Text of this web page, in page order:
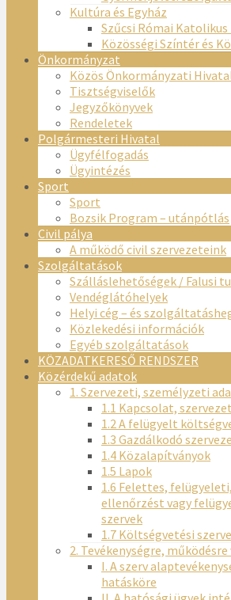
Kultúra és Egyház
Szűcsi Római
Közösségi Színtér és
Önkormányzat
Közös Önkormányzati
Tisztségviselők
Jegyzőkönyvek
Rendeletek
Polgármesteri Hivatal
Ügyfélfogadás
Ügyintézés
Sport
Sport
Bozsik Program – utánpótlás
Civil pálya
A működő civil szervezeteink
Szolgáltatások
Szálláslehetőségek / Falusi
Vendéglátóhelyek
Helyi cég – és
Közlekedési információk
Egyéb szolgáltatások
KÖZADATKERESŐ RENDSZER
Közérdekű adatok
1. Szervezeti, személyzeti
1.1 Kapcsolat,
1.2 A felügyelt
1.3 Gazdálkodó
1.4 Közalapítványok
1.5 Lapok
1.6 Felettes,
ellenőrzést vagy
szervek
1.7 Költségvetési
2. Tevékenységre,
I. A szerv
hatásköre